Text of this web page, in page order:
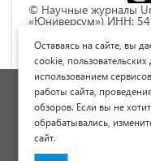
© Научные журналы
«Юниверсум») ИНН:
Commons «
Непортированная
Политика
Оставаясь на сайте, вы
cookie,
использованием
работы сайта,
обзоров. Если вы не
обрабатывались,
сайт.